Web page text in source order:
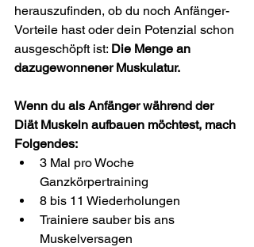
herauszufinden, ob du noch Anfänger-
Vorteile hast oder dein Potenzial schon
ausgeschöpft ist: Die Menge an
dazugewonnener Muskulatur.
Wenn du als Anfänger während der
Diät Muskeln aufbauen möchtest, mach
Folgendes:
3 Mal pro Woche
Ganzkörpertraining
8 bis 11 Wiederholungen
Trainiere sauber bis ans
Muskelversagen